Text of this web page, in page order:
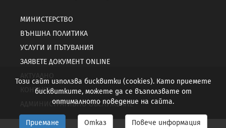
МИНИСТЕРСТВО
ВЪНШНА ПОЛИТИКА
УСЛУГИ И ПЪТУВАНИЯ
ЗАЯВЕТЕ ДОКУМЕНТ ONLINE
КОНТАКТИ
АДМИНИСТРАТИВНО ОБСЛУЖВАНЕ
Този сайт използва бисквитки (cookies). Като приемете
бисквитките, можете да се възползвате от
оптималното поведение на сайта.
Приемане Отказ Повече информация